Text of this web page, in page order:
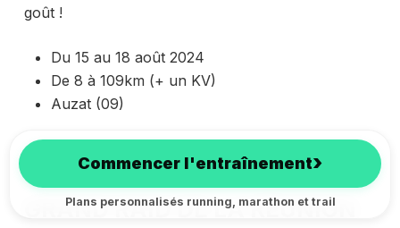
Commencer l'entraînement›
Plans personnalisés running, marathon et trail
goût !
Du 15 au 18 août 2024
De 8 à 109km (+ un KV)
Auzat (09)
Inscription au Challenge du Montcalm
GRAND RAID DE LA RÉUNION